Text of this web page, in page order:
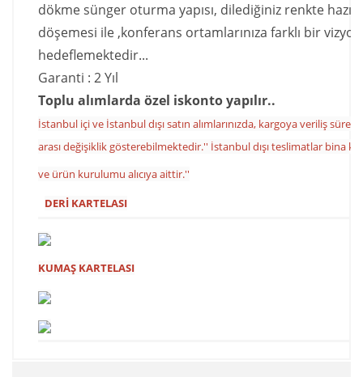
dökme sünger oturma yapısı, dilediğiniz renkte
döşemesi ile ,konferans ortamlarınıza farklı bir
hedeflemektedir...
Garanti : 2 Yıl
Toplu alımlarda özel iskonto yapılır..
İstanbul içi ve İstanbul dışı satın alımlarınızda, kargoya veriliş
arası değişiklik gösterebilmektedir.'' İstanbul dışı teslimatlar bina
ve ürün kurulumu alıcıya aittir.''
DERİ KARTELASI
KUMAŞ KARTELASI